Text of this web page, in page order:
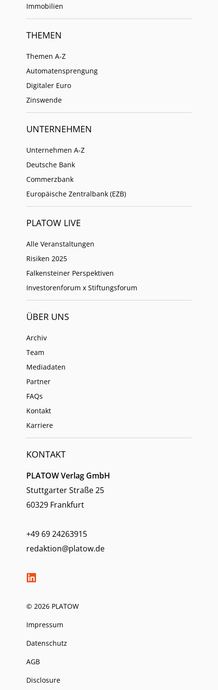
Immobilien
THEMEN
Themen A-Z
Automatensprengung
Digitaler Euro
Zinswende
UNTERNEHMEN
Unternehmen A-Z
Deutsche Bank
Commerzbank
Europäische Zentralbank (EZB)
PLATOW LIVE
Alle Veranstaltungen
Risiken 2025
Falkensteiner Perspektiven
Investorenforum x Stiftungsforum
ÜBER UNS
Archiv
Team
Mediadaten
Partner
FAQs
Kontakt
Karriere
KONTAKT
PLATOW Verlag GmbH
Stuttgarter Straße 25
60329 Frankfurt
+49 69 24263915
redaktion@platow.de
© 2026 PLATOW
Impressum
Datenschutz
AGB
Disclosure